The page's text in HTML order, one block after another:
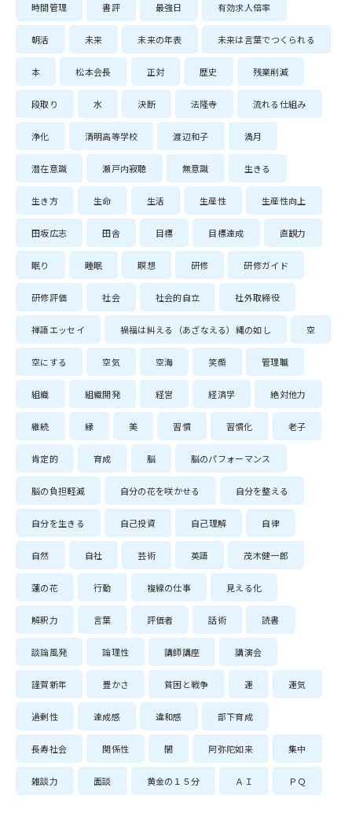
時間管理 書評 最強日 有効求人倍率
朝活 未来 未来の年表 未来は言葉でつくられる
本 松本会長 正対 歴史 残業削減
段取り 水 決断 法隆寺 流れる仕組み
浄化 清明高等学校 渡辺和子 満月
潜在意識 瀬戸内寂聴 無意識 生きる
生き方 生命 生活 生産性 生産性向上
田坂広志 田舎 目標 目標達成 直観力
眠り 睡眠 瞑想 研修 研修ガイド
研修評価 社会 社会的自立 社外取締役
禅語エッセイ 禍福は糾える（あざなえる）縄の如し 空
空にする 空気 空海 笑顔 管理職
組織 組織開発 経営 経済学 絶対他力
継続 縁 美 習慣 習慣化 老子
肯定的 育成 脳 脳のパフォーマンス
脳の負担軽減 自分の花を咲かせる 自分を整える
自分を生きる 自己投資 自己理解 自律
自然 自社 芸術 英語 茂木健一郎
蓮の花 行動 複線の仕事 見える化
解釈力 言葉 評価者 話術 読書
談論風発 論理性 講師講座 講演会
謹賀新年 豊かさ 貧困と戦争 運 運気
過剰性 達成感 違和感 部下育成
長寿社会 関係性 闇 阿弥陀如来 集中
雑談力 面談 黄金の１５分 ＡＩ ＰＱ